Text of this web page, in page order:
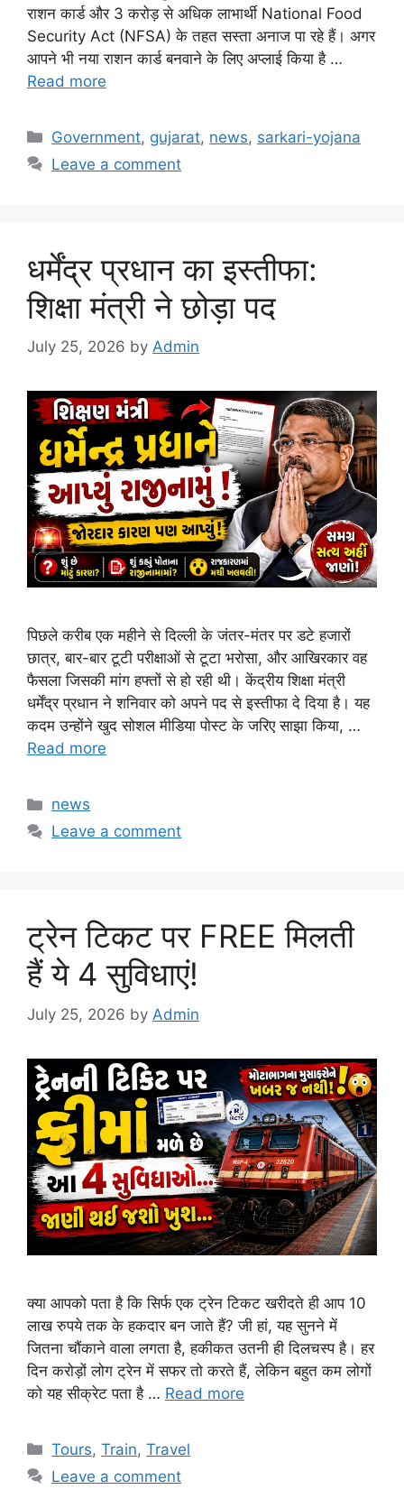
राशन कार्ड और 3 करोड़ से अधिक लाभार्थी National Food
Security Act (NFSA) के तहत सस्ता अनाज पा रहे हैं। अगर
आपने भी नया राशन कार्ड बनवाने के लिए अप्लाई किया है …
Read more
Categories
Government, gujarat, news, sarkari-yojana
Leave a comment
धर्मेंद्र प्रधान का इस्तीफा:
शिक्षा मंत्री ने छोड़ा पद
July 25, 2026 by Admin
पिछले करीब एक महीने से दिल्ली के जंतर-मंतर पर डटे हजारों
छात्र, बार-बार टूटी परीक्षाओं से टूटा भरोसा, और आखिरकार वह
फैसला जिसकी मांग हफ्तों से हो रही थी। केंद्रीय शिक्षा मंत्री
धर्मेंद्र प्रधान ने शनिवार को अपने पद से इस्तीफा दे दिया है। यह
कदम उन्होंने खुद सोशल मीडिया पोस्ट के जरिए साझा किया, …
Read more
Categories
news
Leave a comment
ट्रेन टिकट पर FREE मिलती
हैं ये 4 सुविधाएं!
July 25, 2026 by Admin
क्या आपको पता है कि सिर्फ एक ट्रेन टिकट खरीदते ही आप 10
लाख रुपये तक के हकदार बन जाते हैं? जी हां, यह सुनने में
जितना चौंकाने वाला लगता है, हकीकत उतनी ही दिलचस्प है। हर
दिन करोड़ों लोग ट्रेन में सफर तो करते हैं, लेकिन बहुत कम लोगों
को यह सीक्रेट पता है … Read more
Categories
Tours,Train,Travel
Leave a comment